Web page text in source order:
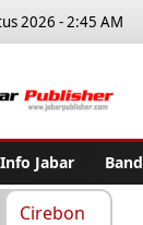
2026 - 2:45 AM
Info Jabar
Cirebon